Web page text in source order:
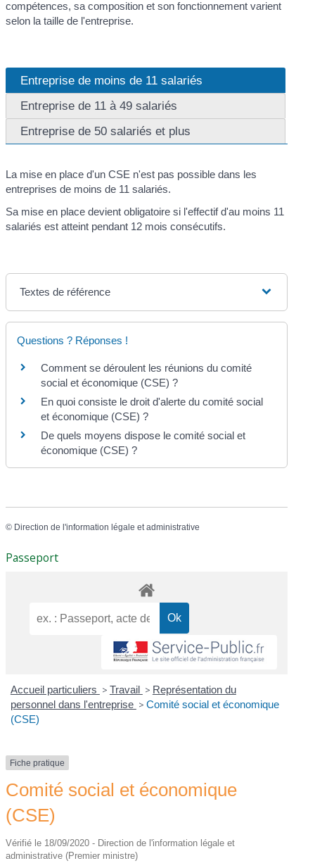
compétences, sa composition et son fonctionnement varient
selon la taille de l'entreprise.
Entreprise de moins de 11 salariés
Entreprise de 11 à 49 salariés
Entreprise de 50 salariés et plus
La mise en place d'un CSE n'est pas possible dans les
entreprises de moins de 11 salariés.
Sa mise en place devient obligatoire si l'effectif d'au moins 11
salariés est atteint pendant 12 mois consécutifs.
Textes de référence
Questions ? Réponses !
Comment se déroulent les réunions du comité
social et économique (CSE) ?
En quoi consiste le droit d'alerte du comité social
et économique (CSE) ?
De quels moyens dispose le comité social et
économique (CSE) ?
© Direction de l'information légale et administrative
Passeport
Accueil particuliers > Travail > Représentation du
personnel dans l'entreprise > Comité social et économique
(CSE)
Fiche pratique
Comité social et économique
(CSE)
Vérifié le 18/09/2020 - Direction de l'information légale et
administrative (Premier ministre)